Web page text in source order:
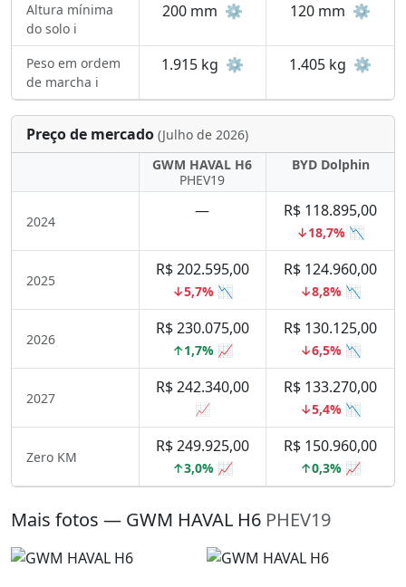
Altura mínima
do solo ℹ️
200 mm ⚙️ 120 mm ⚙️
Peso em ordem
de marcha ℹ️
1.915 kg ⚙️ 1.405 kg ⚙️
Preço de mercado (Julho de 2026)
GWM HAVAL H6
PHEV19
BYD Dolphin
2024
— R$ 118.895,00
↓18,7% 📉
2025
R$ 202.595,00
↓5,7% 📉
R$ 124.960,00
↓8,8% 📉
2026
R$ 230.075,00
↑1,7% 📈
R$ 130.125,00
↓6,5% 📉
2027
R$ 242.340,00
📈
R$ 133.270,00
↓5,4% 📉
Zero KM
R$ 249.925,00
↑3,0% 📈
R$ 150.960,00
↑0,3% 📈
Mais fotos — GWM HAVAL H6 PHEV19